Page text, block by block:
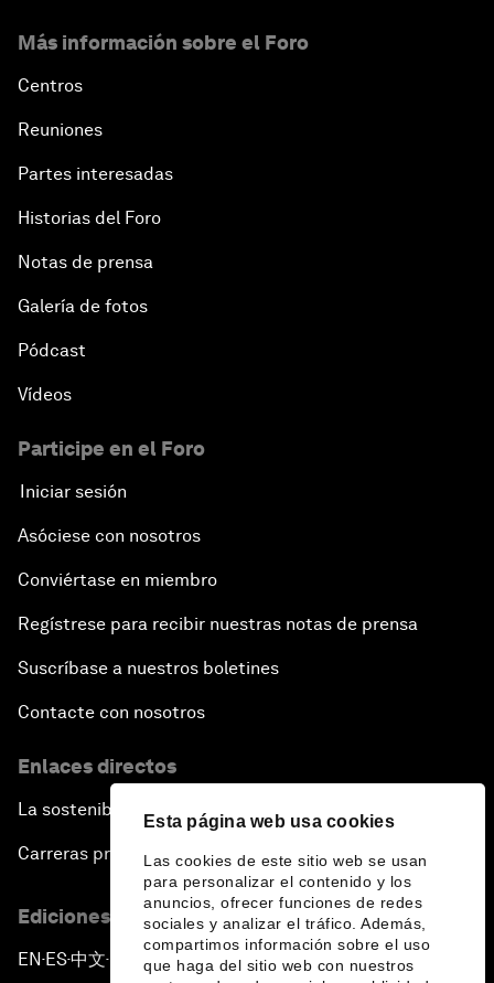
Esta página web usa cookies
Las cookies de este sitio web se usan
para personalizar el contenido y los
anuncios, ofrecer funciones de redes
sociales y analizar el tráfico. Además,
compartimos información sobre el uso
que haga del sitio web con nuestros
Más información sobre el Foro
Centros
Reuniones
Partes interesadas
Historias del Foro
Notas de prensa
Galería de fotos
Pódcast
Vídeos
Participe en el Foro
Iniciar sesión
Asóciese con nosotros
Conviértase en miembro
Regístrese para recibir nuestras notas de prensa
Suscríbase a nuestros boletines
Contacte con nosotros
Enlaces directos
La sostenibilidad en el Foro
Carreras profesionales
Ediciones en otros idiomas
EN ▪ES▪中文▪ 日本語